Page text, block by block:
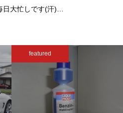
日大忙しです(汗)…
featured